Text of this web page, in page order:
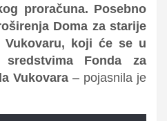
proračuna. Posebno
Doma za starije
koji će se u
Fonda za
Vukovara – pojasnila je